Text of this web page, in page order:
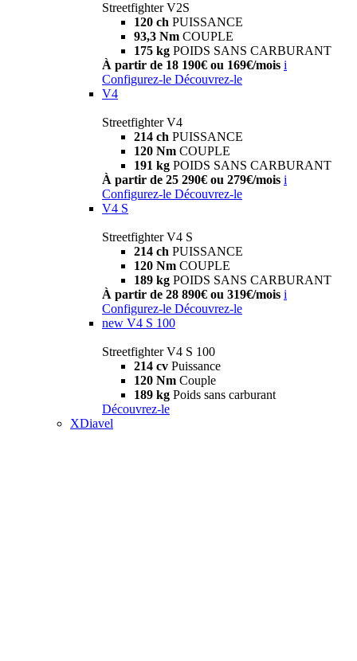
Streetfighter V2S
120 ch PUISSANCE
93,3 Nm COUPLE
175 kg POIDS SANS CARBURANT
À partir de 18 190€ ou 169€/mois i
Configurez-le Découvrez-le
V4
Streetfighter V4
214 ch PUISSANCE
120 Nm COUPLE
191 kg POIDS SANS CARBURANT
À partir de 25 290€ ou 279€/mois i
Configurez-le Découvrez-le
V4 S
Streetfighter V4 S
214 ch PUISSANCE
120 Nm COUPLE
189 kg POIDS SANS CARBURANT
À partir de 28 890€ ou 319€/mois i
Configurez-le Découvrez-le
new V4 S 100
Streetfighter V4 S 100
214 cv Puissance
120 Nm Couple
189 kg Poids sans carburant
Découvrez-le
XDiavel